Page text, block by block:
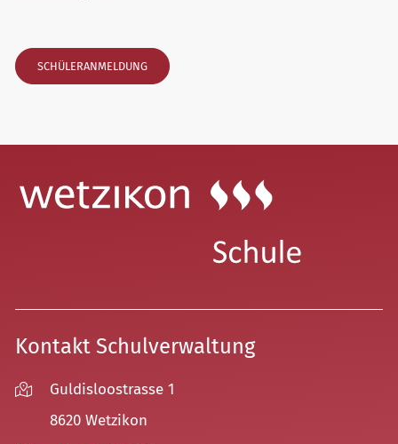
SCHÜLERANMELDUNG
Kontakt Schulverwaltung
Guldisloostrasse 1
8620 Wetzikon